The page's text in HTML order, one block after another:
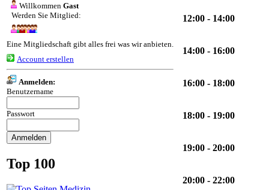
Willkommen Gast
Werden Sie Mitglied:
Eine Mitgliedschaft gibt alles frei was wir anbieten.
Account erstellen
Anmelden:
Benutzername
Passwort
Top 100
12:00 - 14:00
14:00 - 16:00
16:00 - 18:00
18:00 - 19:00
19:00 - 20:00
20:00 - 22:00